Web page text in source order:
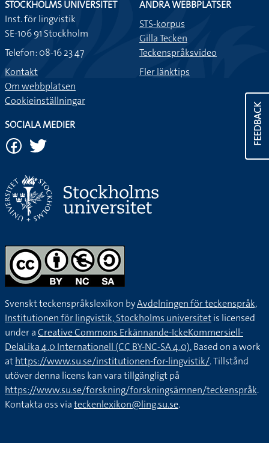
FEEDBACK
STOCKHOLMS UNIVERSITET
Inst. för lingvistik
SE-106 91 Stockholm
Telefon: 08-16 23 47
Kontakt
Om webbplatsen
Cookieinställningar
ANDRA WEBBPLATSER
STS-korpus
Gilla Tecken
Teckenspråksvideo
Fler länktips
SOCIALA MEDIER
Svenskt teckenspråkslexikon byAvdelningen för teckenspråk,
Institutionen för lingvistik, Stockholms universitetis licensed
under aCreative Commons Erkännande-IckeKommersiell-
DelaLika 4.0 Internationell (CC BY-NC-SA 4.0).Based on a work
athttps://www.su.se/institutionen-for-lingvistik/. Tillstånd
utöver denna licens kan vara tillgängligt på
https://www.su.se/forskning/forskningsämnen/teckenspråk.
Kontakta oss viateckenlexikon@ling.su.se.